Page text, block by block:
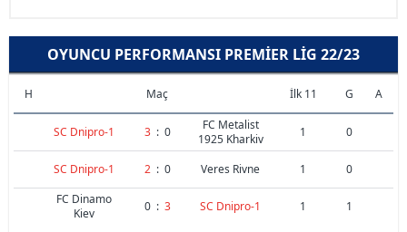
OYUNCU PERFORMANSI PREMIER LIG 22/23
H Maç İlk 11 G A
SC Dnipro-1 3 : 0
FC Metalist
1925 Kharkiv
1 0
SC Dnipro-1 2 : 0 Veres Rivne 1
0
FC Dinamo
Kiev
0 : 3 SC Dnipro-1 1 1